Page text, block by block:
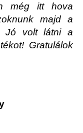
még itt hova
majd a
Jó volt látni a
Gratulálok